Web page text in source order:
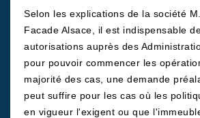
Selon les explications de la société
Facade Alsace, il est indispensable
autorisations auprès des
pour pouvoir commencer les
majorité des cas, une demande
peut suffire pour les cas où les
en vigueur l'exigent ou que